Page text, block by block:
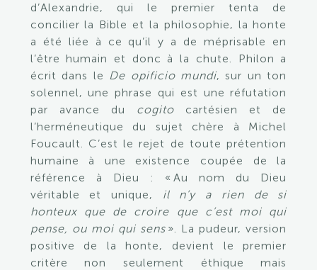
d’Alexandrie, qui le premier tenta de
concilier la Bible et la philosophie, la honte
a été liée à ce qu’il y a de méprisable en
l’être humain et donc à la chute. Philon a
écrit dans le De opificio mundi, sur un ton
solennel, une phrase qui est une réfutation
par avance du cogito cartésien et de
l’herméneutique du sujet chère à Michel
Foucault. C’est le rejet de toute prétention
humaine à une existence coupée de la
référence à Dieu : « Au nom du Dieu
véritable et unique, il n’y a rien de si
honteux que de croire que c’est moi qui
pense, ou moi qui sens ». La pudeur, version
positive de la honte, devient le premier
critère non seulement éthique mais